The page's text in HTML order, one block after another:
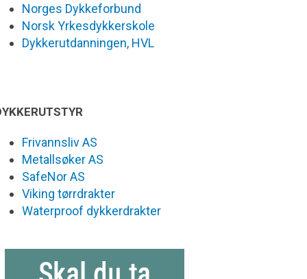
Norges Dykkeforbund
Norsk Yrkesdykkerskole
Dykkerutdanningen, HVL
Frivannsliv AS
Metallsøker AS
SafeNor AS
Viking tørrdrakter
Waterproof dykkerdrakter